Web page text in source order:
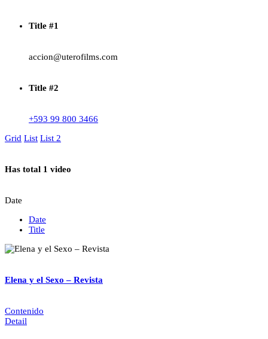
Title #1
accion@uterofilms.com
Title #2
+593 99 800 3466
Grid List List 2
Has total 1 video
Date
Date
Title
Elena y el Sexo – Revista
Contenido
Detail